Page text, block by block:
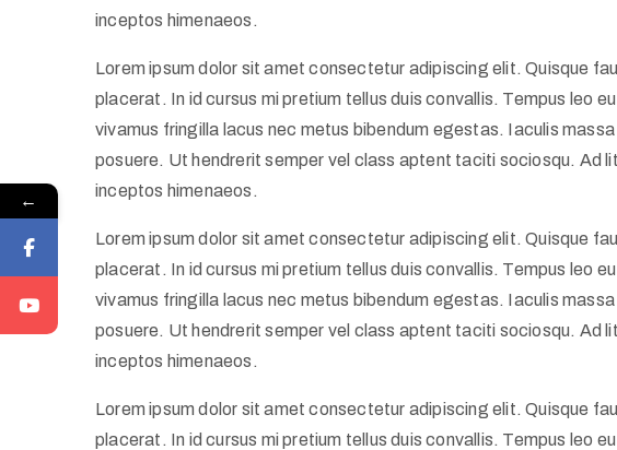
inceptos himenaeos.
Lorem ipsum dolor sit amet consectetur adipiscing elit. Quisque
placerat. In id cursus mi pretium tellus duis convallis. Tempus leo
vivamus fringilla lacus nec metus bibendum egestas. Iaculis
posuere. Ut hendrerit semper vel class aptent taciti sociosqu. Ad
inceptos himenaeos.
Lorem ipsum dolor sit amet consectetur adipiscing elit. Quisque
placerat. In id cursus mi pretium tellus duis convallis. Tempus leo
vivamus fringilla lacus nec metus bibendum egestas. Iaculis
posuere. Ut hendrerit semper vel class aptent taciti sociosqu. Ad
inceptos himenaeos.
Lorem ipsum dolor sit amet consectetur adipiscing elit. Quisque
placerat. In id cursus mi pretium tellus duis convallis. Tempus leo
←